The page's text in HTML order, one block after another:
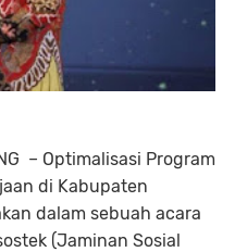
– Optimalisasi Program
di Kabupaten
dalam sebuah acara
(Jaminan Sosial